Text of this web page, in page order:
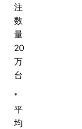
注
数
量
20
万
台
*
平
均